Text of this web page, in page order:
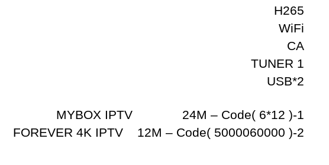
H265
WiFi
CA
1 TUNER
2*USB
1-MYBOX IPTV 24M – Code( 6*12 )
2-FOREVER 4K IPTV 12M – Code( 5000060000 )